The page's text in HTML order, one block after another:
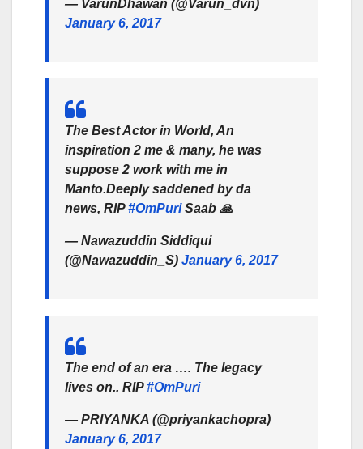
— VarunDhawan (@Varun_dvn)
January 6, 2017
The Best Actor in World, An
inspiration 2 me & many, he was
suppose 2 work with me in
Manto.Deeply saddened by da
news, RIP#OmPuriSaab 🙏
— Nawazuddin Siddiqui
(@Nawazuddin_S) January 6, 2017
The end of an era …. The legacy
lives on.. RIP#OmPuri
— PRIYANKA (@priyankachopra)
January 6, 2017